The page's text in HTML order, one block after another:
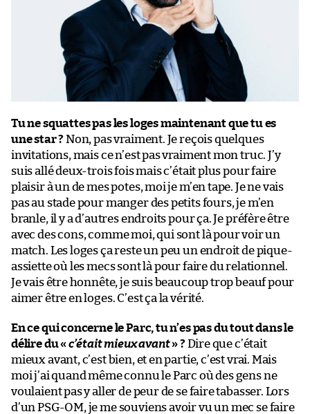
Tu ne squattes pas les loges maintenant que tu es
une star ?Non, pas vraiment. Je reçois quelques
invitations, mais ce n’est pas vraiment mon truc. J’y
suis allé deux-trois fois mais c’était plus pour faire
plaisir à un de mes potes, moi je m’en tape. Je ne vais
pas au stade pour manger des petits fours, je m’en
branle, il y a d’autres endroits pour ça. Je préfère être
avec des cons, comme moi, qui sont là pour voir un
match. Les loges ça reste un peu un endroit de pique-
assiette où les mecs sont là pour faire du relationnel.
Je vais être honnête, je suis beaucoup trop beauf pour
aimer être en loges. C’est ça la vérité.
En ce qui concerne le Parc, tu n’es pas du tout dans le
délire du «c’était mieux avant» ? Dire que c’était
mieux avant, c’est bien, et en partie, c’est vrai. Mais
moi j’ai quand même connu le Parc où des gens ne
voulaient pas y aller de peur de se faire tabasser. Lors
d’un PSG-OM, je me souviens avoir vu un mec se faire